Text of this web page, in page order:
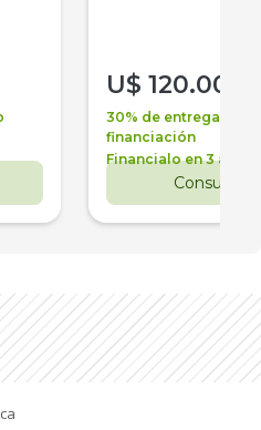
U$ 120.000
30% de entrega +
financiación
Financialo en 3 años
Consultar